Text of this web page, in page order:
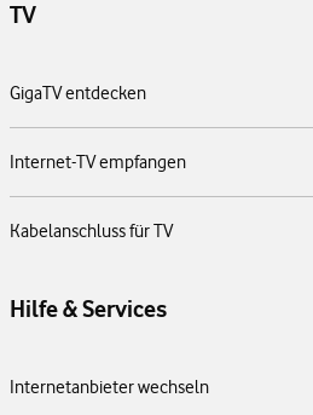
TV
GigaTV entdecken
Internet-TV empfangen
Kabelanschluss für TV
Hilfe & Services
Internetanbieter wechseln